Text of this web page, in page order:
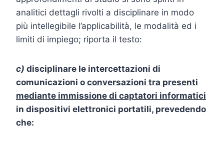
analitici dettagli rivolti a disciplinare in modo
più intellegibile l’applicabilità, le modalità ed i
limiti di impiego; riporta il testo:
c) disciplinare le intercettazioni di
comunicazioni o conversazioni tra presenti
mediante immissione di captatori informatici
in dispositivi elettronici portatili, prevedendo
che: